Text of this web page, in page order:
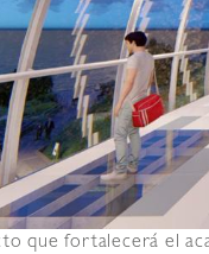
que fortalecerá el